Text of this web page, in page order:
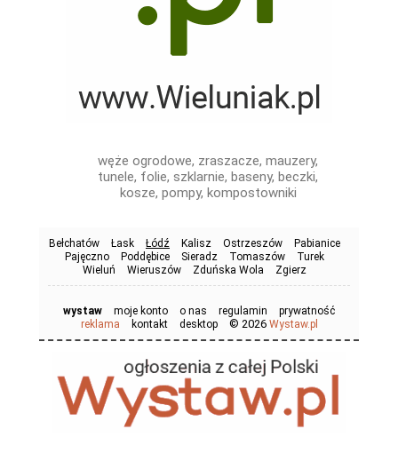
węże ogrodowe, zraszacze, mauzery,
tunele, folie, szklarnie, baseny, beczki,
kosze, pompy, kompostowniki
Bełchatów Łask Łódź Kalisz Ostrzeszów
Pabianice
Pajęczno
Poddębice Sieradz Tomaszów
Turek
Wieluń
Wieruszów Zduńska Wola Zgierz
wystaw moje konto o nas regulamin
prywatność
reklama
kontakt desktop © 2026 Wystaw.pl